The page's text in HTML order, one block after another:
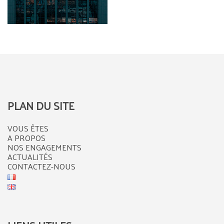
PLAN DU SITE
VOUS ÊTES
A PROPOS
NOS ENGAGEMENTS
ACTUALITÉS
CONTACTEZ-NOUS